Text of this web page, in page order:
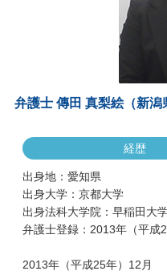
弁護士 傳田 真梨絵（新潟
経歴
出身地：愛知県
出身大学：京都大学
出身法科大学院：早稲田大
弁護士登録：2013年（平成
2013年（平成25年）12月